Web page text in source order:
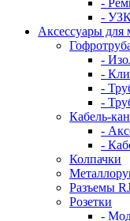
-
-
Аксессуары для
-
-
-
-
Кабель-
-
-
Колпачки
Разъемы
Розетки
-